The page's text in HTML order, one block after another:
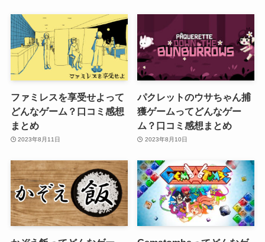
ファミレスを享受せよって
どんなゲーム？口コミ感想
まとめ
2023年8月11日
パクレットのウサちゃん捕
獲ゲームってどんなゲー
ム？口コミ感想まとめ
2023年8月10日